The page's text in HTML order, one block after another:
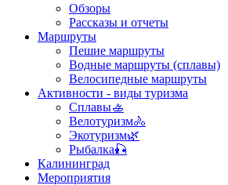
Обзоры
Рассказы и отчеты
Маршруты
Пешие маршруты
Водные маршруты (сплавы)
Велосипедные маршруты
Активности - виды туризма
Сплавы🚣
Велотуризм🚴
Экотуризм🌿
Рыбалка🎣
Калининград
Мероприятия